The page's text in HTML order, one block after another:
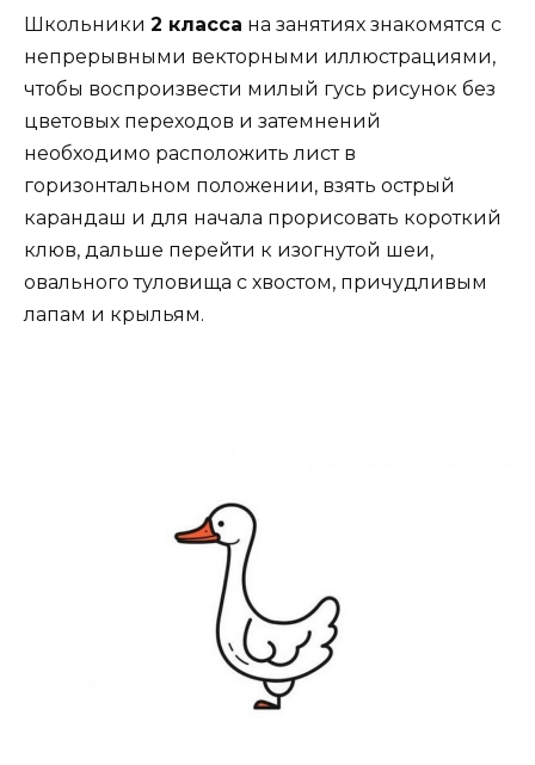
Школьники 2 класса на занятиях знакомятся с
непрерывными векторными иллюстрациями,
чтобы воспроизвести милый гусь рисунок без
цветовых переходов и затемнений
необходимо расположить лист в
горизонтальном положении, взять острый
карандаш и для начала прорисовать короткий
клюв, дальше перейти к изогнутой шеи,
овального туловища с хвостом, причудливым
лапам и крыльям.